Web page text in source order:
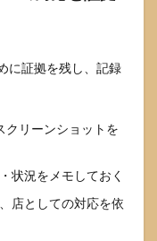
に証拠を残し、記録
クリーンショットを
状況をメモしておく
店としての対応を依